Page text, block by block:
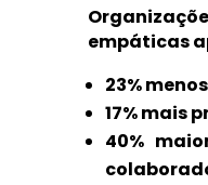
empáticas
23%
17% mais
40%